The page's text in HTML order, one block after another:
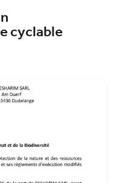
cyclable